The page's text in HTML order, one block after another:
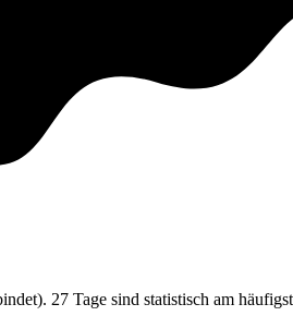
27 Tage sind statistisch am